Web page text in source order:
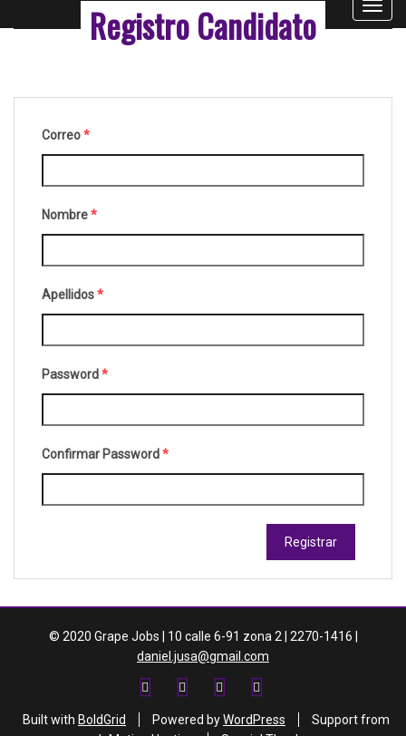
Registro Candidato
Correo*
Nombre*
Apellidos*
Password*
Confirmar Password*
Registrar
© 2020 Grape Jobs | 10 calle 6-91 zona 2 | 2270-1416 |
daniel.jusa@gmail.com
FACEBOOKTWITTERINSTAGRAM
Built with BoldGrid Powered byWordPress
Support from